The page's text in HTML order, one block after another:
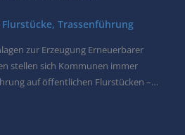
,Trassenführung
zur Erzeugung Erneuerbarer
stellen sich Kommunen immer
auf öffentlichen Flurstücken –…